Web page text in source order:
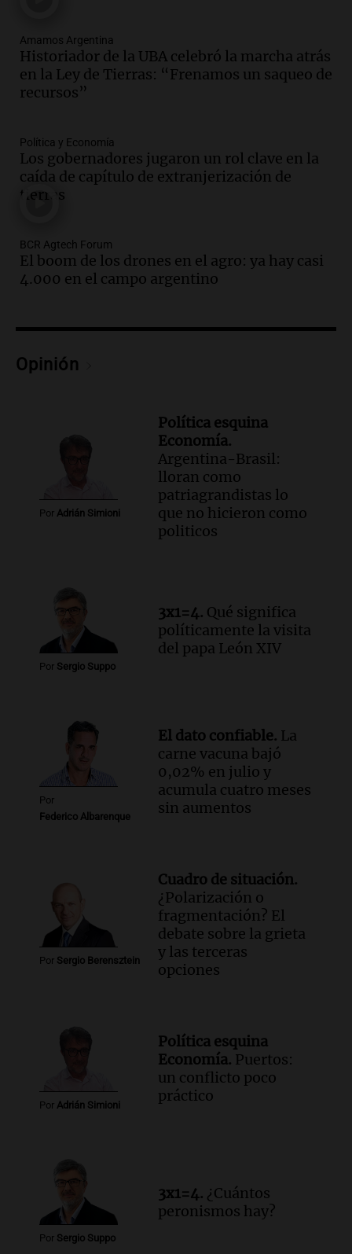
Audio.Historiador de la UBA celebró la
marcha atrás en la Ley de Tierras:
“Frenamos un saqueo de recursos”
Amamos Argentina
Audio.Ahyre estuvo en el Estudio
Federal Sancor Seguros y adelantó su
nuevo tema a Cadena 3 Rosario.
Viva la Radio Rosario
Cristo Redentor por acumulación de
nieve se extiende a 22 días
Panorama Federal
Audio.Estudiantes de Italia realizan
enriquecer su formación educativa
La Universidad de Milán y su
colaboración con la municipalidad para
la educación y parques
Audio.El papamóvil de Juan Pablo II
revive con la visita de León XIV y una
Audio.
Monseñor Fenoy celebra la visita
de León XIV a Argentina y reflexiona
sobre su impacto espiritual
Panorama Federal
Fe relativiza el impacto del fallo sobre
jubilaciones en la provincia
Panorama Federal
Episodios
Amamos Argentina
Historiador de la UBA celebró la marcha atrás
en la Ley de Tierras: “Frenamos un saqueo de
recursos”
Política y Economía
Los gobernadores jugaron un rol clave en la
caída de capítulo de extranjerización de
tierras
BCR Agtech Forum
El boom de los drones en el agro: ya hay casi
4.000 en el campo argentino
Opinión
Por Adrián Simioni
Política esquina
Economía.
Argentina-Brasil:
lloran como
patriagrandistas lo
que no hicieron como
politicos
Por Sergio Suppo
3x1=4. Qué significa
políticamente la visita
del papa León XIV
Por
Federico Albarenque
El dato confiable. La
carne vacuna bajó
0,02% en julio y
acumula cuatro meses
sin aumentos
Por Sergio Berensztein
Cuadro de situación.
¿Polarización o
fragmentación? El
debate sobre la grieta
y las terceras
opciones
Por Adrián Simioni
Política esquina
Economía. Puertos:
un conflicto poco
práctico
Por Sergio Suppo
3x1=4. ¿Cuántos
peronismos hay?